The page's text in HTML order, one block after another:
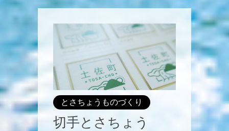
とさちょうものづくり
切手とさちょう